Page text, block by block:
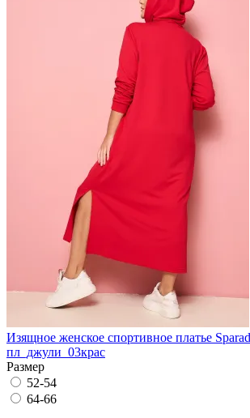
Изящное женское спортивное платье
пл_джули_03крас
Размер
52-54
64-66